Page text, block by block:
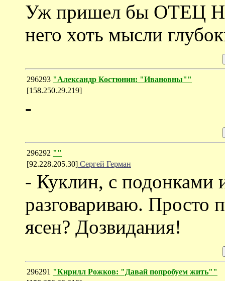
Уж пришел бы ОТЕЦ
него хоть мысли
296293 "Александр Костюнин: "Ивановны""
[158.250.29.219]
-
296292 ""
[92.228.205.30] Сергей Герман
- Куклин, с подонками
разговариваю.
ясен? Дозвидания!
296291 "Кирилл Рожков: "Давай попробуем жить""